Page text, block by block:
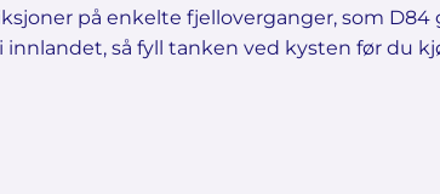
på enkelte fjelloverganger, som D84
innlandet, så fyll tanken ved kysten før du